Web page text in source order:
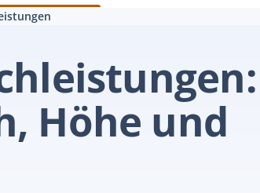
Höhe und